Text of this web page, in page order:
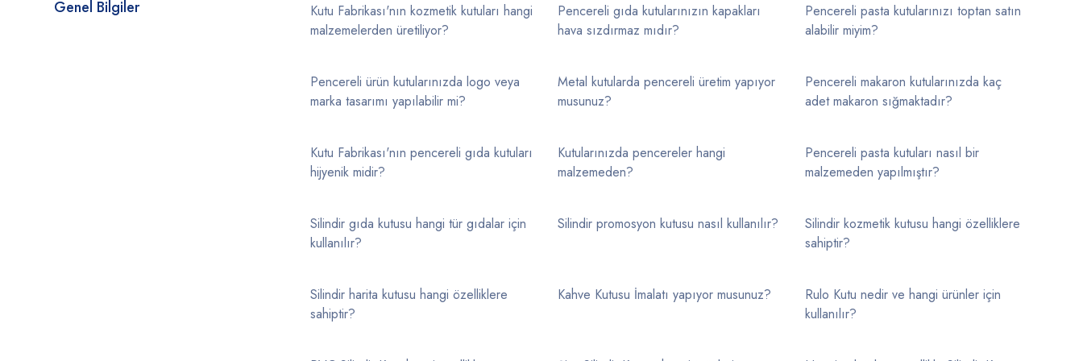
Kutu Fabrikası'nın kozmetik kutuları hangi
malzemelerden üretiliyor?
Pencereli gıda kutularınızın kapakları
hava sızdırmaz mıdır?
Pencereli pasta kutularınızı toptan satın
alabilir miyim?
Pencereli ürün kutularınızda logo veya
marka tasarımı yapılabilir mi?
Metal kutularda pencereli üretim yapıyor
musunuz?
Pencereli makaron kutularınızda kaç
adet makaron sığmaktadır?
Kutu Fabrikası'nın pencereli gıda kutuları
hijyenik midir?
Kutularınızda pencereler hangi
malzemeden?
Pencereli pasta kutuları nasıl bir
malzemeden yapılmıştır?
Silindir gıda kutusu hangi tür gıdalar için
kullanılır?
Silindir promosyon kutusu nasıl kullanılır?
Silindir kozmetik kutusu hangi özelliklere
sahiptir?
Silindir harita kutusu hangi özelliklere
sahiptir?
Kahve Kutusu İmalatı yapıyor musunuz?
Rulo Kutu nedir ve hangi ürünler için
kullanılır?
Genel Bilgiler